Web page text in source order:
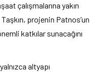
çalışmalarına yakın
projenin Patnos’un
katkılar sunacağını
altyapı